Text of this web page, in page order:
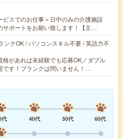
ビスでのお仕事＞日中のみの介護施設
サポートをお願い致します！【主…
ンクOK / パソコンスキル不要 / 英語力不
格があれば未経験でも応募OK／ダブル
です！ブランクは問いません！…
代 40代 50代
60代